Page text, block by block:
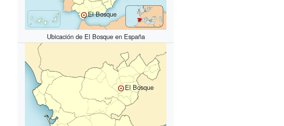
El Bosque
Ubicación de El Bosque en España
El Bosque